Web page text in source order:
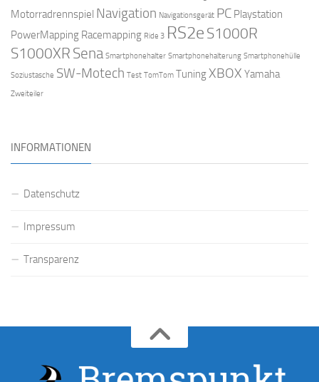
Motorradrennspiel Navigation Navigationsgerät PC Playstation
PowerMapping Racemapping Ride 3 RS2e S1000R
S1000XR Sena Smartphonehalter Smartphonehalterung Smartphonehülle
Soziustasche SW-Motech Test TomTom TuningXBOX Yamaha
Zweiteiler
INFORMATIONEN
Datenschutz
Impressum
Transparenz